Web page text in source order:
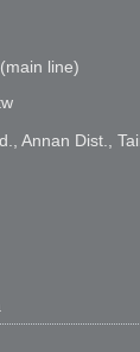
line)
Annan Dist.,